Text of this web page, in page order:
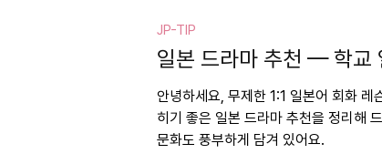
JP-TIP
일본 드라마 추천 — 학교
안녕하세요, 무제한 1:1 일본어 회화 레
히기 좋은 일본 드라마 추천을 정리해
문화도 풍부하게 담겨 있어요.